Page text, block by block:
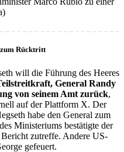
zum Rücktritt
will die Führung des Heeres
General Randy
von seinem Amt zurück,
auf der Plattform X. Der
habe den General zum
Ministeriums bestätigte der
Bericht zutreffe. Andere US-
gefeuert.